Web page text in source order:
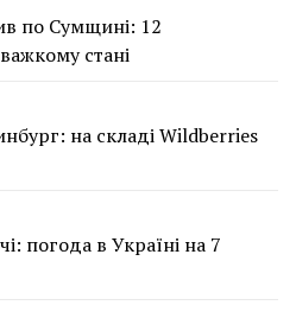
по Сумщині: 12
стані
на складі Wildberries
погода в Україні на 7